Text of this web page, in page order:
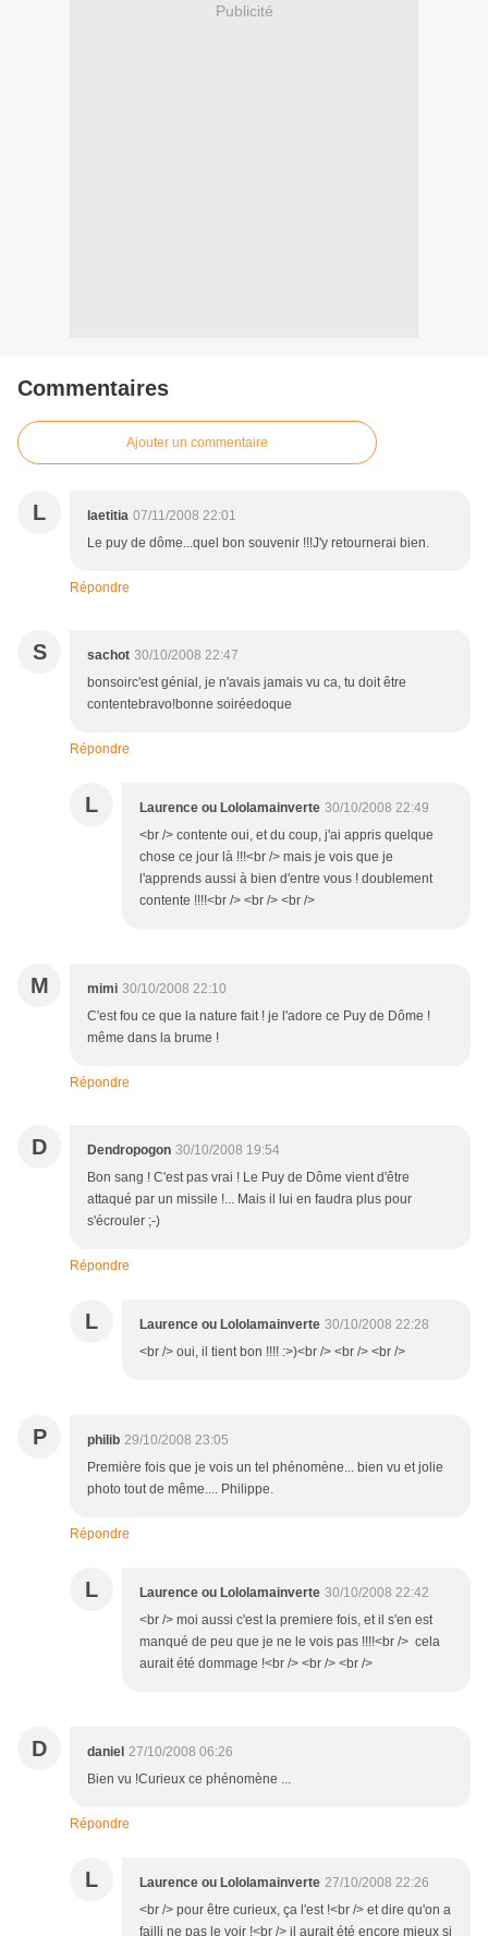
Publicité
Commentaires
Ajouter un commentaire
L laetitia 07/11/2008 22:01
Le puy de dôme...quel bon souvenir !!!J'y retournerai bien.
Répondre
S sachot 30/10/2008 22:47
bonsoirc'est génial, je n'avais jamais vu ca, tu doit être
contentebravo!bonne soiréedoque
Répondre
L Laurence ou Lololamainverte 30/10/2008 22:49
<br /> contente oui, et du coup, j'ai appris quelque
chose ce jour là !!!<br /> mais je vois que je
l'apprends aussi à bien d'entre vous ! doublement
contente !!!!<br /> <br /> <br />
M mimi 30/10/2008 22:10
C'est fou ce que la nature fait ! je l'adore ce Puy de Dôme !
même dans la brume !
Répondre
D Dendropogon 30/10/2008 19:54
Bon sang ! C'est pas vrai ! Le Puy de Dôme vient d'être
attaqué par un missile !... Mais il lui en faudra plus pour
s'écrouler ;-)
Répondre
L Laurence ou Lololamainverte 30/10/2008 22:28
<br /> oui, il tient bon !!!! :>)<br /> <br /> <br />
P philib 29/10/2008 23:05
Première fois que je vois un tel phénomène... bien vu et jolie
photo tout de même.... Philippe.
Répondre
L Laurence ou Lololamainverte 30/10/2008 22:42
<br /> moi aussi c'est la premiere fois, et il s'en est
manqué de peu que je ne le vois pas !!!!<br /> cela
aurait été dommage !<br /> <br /> <br />
D daniel 27/10/2008 06:26
Bien vu !Curieux ce phénomène ...
Répondre
L Laurence ou Lololamainverte 27/10/2008 22:26
<br /> pour être curieux, ça l'est !<br /> et dire qu'on a
failli ne pas le voir !<br /> il aurait été encore mieux si